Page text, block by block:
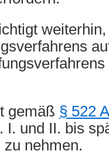
gemäß § 522
I. und II. bis
zu nehmen.